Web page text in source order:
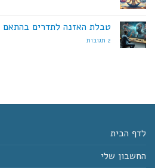
🌟
חבילות
שמע
טבלת האזנה לתדרים בהתאם
2 תגובות
על
לדף הבית
החשבון שלי